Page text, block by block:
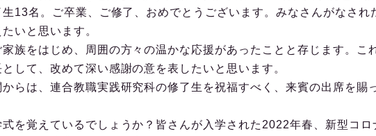
13名。ご卒業、ご修了、おめでとうございます。みなさんがなされ
いと思います。
族をはじめ、周囲の方々の温かな応援があったことと存じます。こ
して、改めて深い感謝の意を表したいと思います。
らは、連合教職実践研究科の修了生を祝福すべく、来賓の出席を賜
を覚えているでしょうか？皆さんが入学された2022年春、新型コロ